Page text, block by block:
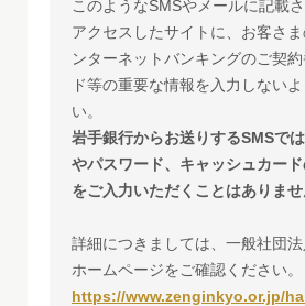
このようなSMSやメールに記載
アクセスしたサイトに、お客さ
ンターネットバンキングのご契
ド等の重要な情報を入力しない
い。
岩手銀行からお送りするSMSで
やパスワード、キャッシュカー
をご入力いただくことはありませ
詳細につきましては、一般社団
ホームページをご確認ください。
https://www.zenginkyo.or.jp/